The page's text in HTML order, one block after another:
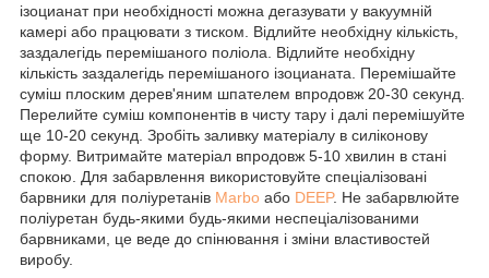
ізоцианат при необхідності можна дегазувати у вакуумній
камері або працювати з тиском. Відлийте необхідну кількість,
заздалегідь перемішаного поліола. Відлийте необхідну
кількість заздалегідь перемішаного ізоцианата. Перемішайте
суміш плоским дерев'яним шпателем впродовж 20-30 секунд.
Перелийте суміш компонентів в чисту тару і далі перемішуйте
ще 10-20 секунд. Зробіть заливку матеріалу в силіконову
форму. Витримайте матеріал впродовж 5-10 хвилин в стані
спокою. Для забарвлення використовуйте спеціалізовані
барвники для поліуретанів Marbo або DEEP. Не забарвлюйте
поліуретан будь-якими будь-якими неспеціалізованими
барвниками, це веде до спінювання і зміни властивостей
виробу.